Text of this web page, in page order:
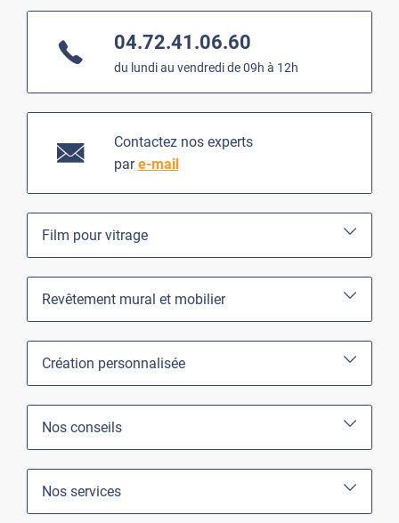
04.72.41.06.60
du lundi au vendredi de 09h à 12h
Contactez nos experts
pare-mail
Film pour vitrage
Revêtement mural et mobilier
Création personnalisée
Nos conseils
Nos services